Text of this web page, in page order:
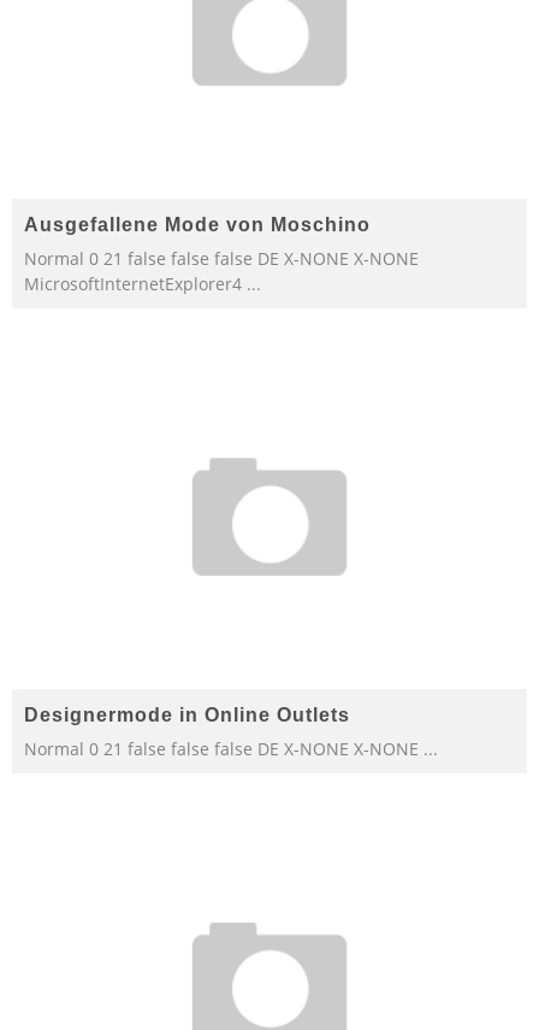
Ausgefallene Mode von Moschino
Normal 0 21 false false false DE X-NONE X-NONE
MicrosoftInternetExplorer4 ...
Designermode in Online Outlets
Normal 0 21 false false false DE X-NONE X-NONE ...